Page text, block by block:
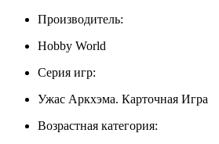
Производитель:
Hobby World
Серия игр:
Ужас Аркхэма. Карточная Игра
Возрастная категория: